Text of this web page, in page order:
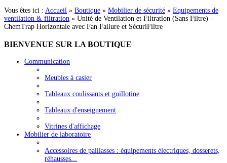
Vous êtes ici : Accueil » Boutique » Mobilier de sécurité » Equipements de
ventilation & filtration » Unité de Ventilation et Filtration (Sans Filtre) -
ChemTrap Horizontale avec Fan Failure et SécuriFiltre
BIENVENUE SUR LA BOUTIQUE
Communication
Meubles à casier
Tableaux coulissants et guillotine
Tableaux d'enseignement
Vitrines d'affichage
Mobilier de laboratoire
Accessoires de paillasses : équipements électriques, dosserets,
réhausses...